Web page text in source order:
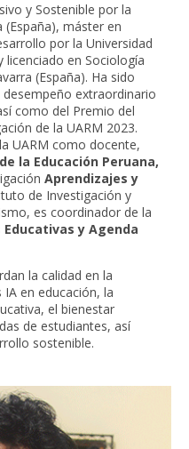
y Sostenible por la
(España), máster en
por la Universidad
licenciado en Sociología
(España). Ha sido
extraordinario
como del Premio del
de la UARM 2023.
UARM como docente,
la Educación Peruana,
Aprendizajes y
de Investigación y
es coordinador de la
Educativas y Agenda
la calidad en la
en educación, la
el bienestar
de estudiantes, así
sostenible.